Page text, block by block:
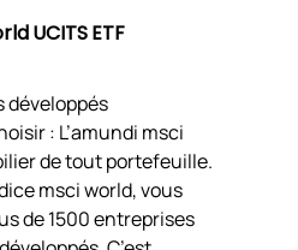
UCITS ETF
développés
: L’amundi msci
de tout portefeuille.
msci world, vous
de 1500 entreprises